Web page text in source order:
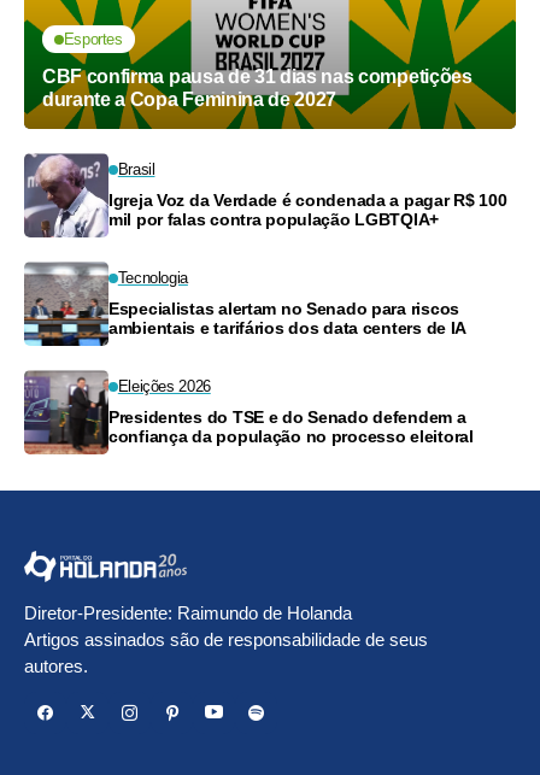
Esportes
CBF confirma pausa de 31 dias nas competições
durante a Copa Feminina de 2027
Brasil
Igreja Voz da Verdade é condenada a pagar R$ 100
mil por falas contra população LGBTQIA+
Tecnologia
Especialistas alertam no Senado para riscos
ambientais e tarifários dos data centers de IA
Eleições 2026
Presidentes do TSE e do Senado defendem a
confiança da população no processo eleitoral
Diretor-Presidente: Raimundo de Holanda
Artigos assinados são de responsabilidade de seus
autores.